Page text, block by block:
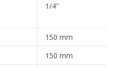
1/4"
150 mm
150 mm